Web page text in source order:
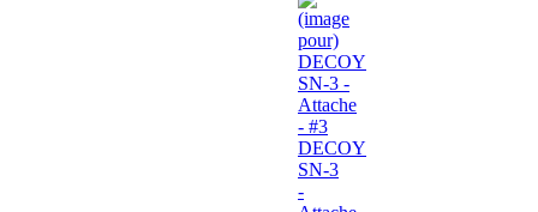
DECOY
SN-3
-